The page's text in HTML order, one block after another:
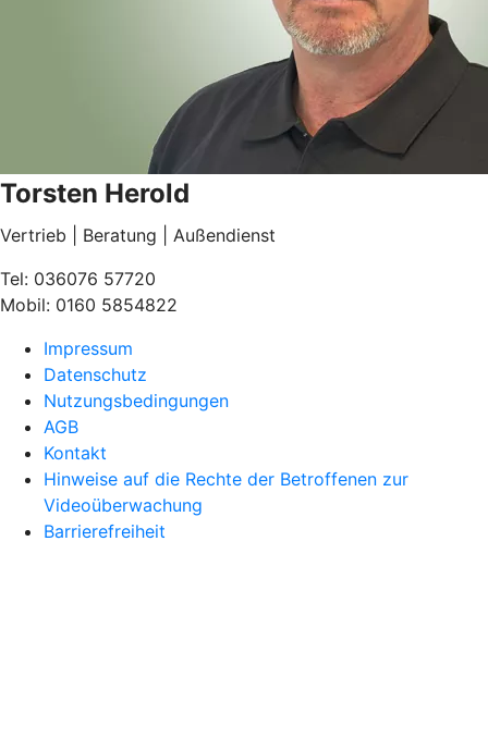
Torsten Herold
Vertrieb | Beratung | Außendienst
Tel: 036076 57720
Mobil: 0160 5854822
Impressum
Datenschutz
Nutzungsbedingungen
AGB
Kontakt
Hinweise auf die Rechte der Betroffenen zur
Videoüberwachung
Barrierefreiheit